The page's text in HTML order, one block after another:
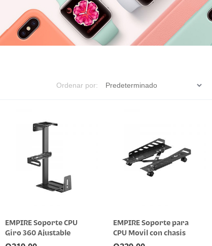
Ordenar por:
EMPIRE Soporte CPU
Giro 360 Ajustable
EMPIRE Soporte para
CPU Movil con chasis
elevador